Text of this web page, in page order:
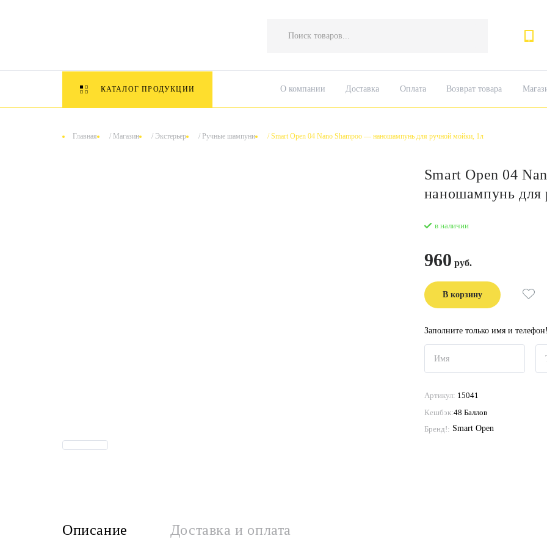
товаров
КАТАЛОГ ПРОДУКЦИИ О компании Доставка Оплата Возврат товара
Главная / Магазин / Экстерьер / Ручные шампуни /Smart Open 04 Nano Shampoo — наношампунь для ручной мойки, 1л
Smart Open 04
наношампунь для
в наличии
960
В корзину
Заполните только имя и
Артикул: 15041
Кешбэк:48 Баллов
Бренд!: Smart Open
Описание Доставка и оплата